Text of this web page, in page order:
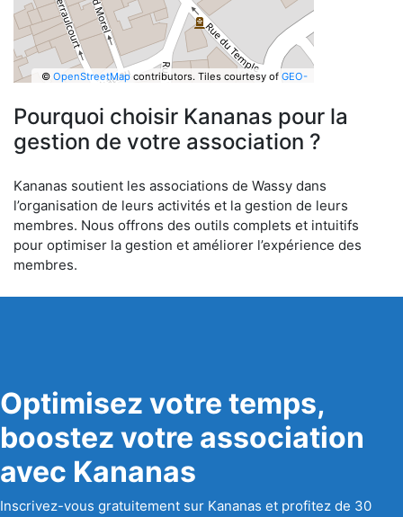
© OpenStreetMapcontributors. Tiles courtesy of GEO-
Pourquoi choisir Kananas pour la
gestion de votre association ?
Kananas soutient les associations de Wassy dans
l’organisation de leurs activités et la gestion de leurs
membres. Nous offrons des outils complets et intuitifs
pour optimiser la gestion et améliorer l’expérience des
membres.
Optimisez votre temps,
boostez votre association
avec Kananas
Inscrivez-vous gratuitement sur Kananas et profitez de 30